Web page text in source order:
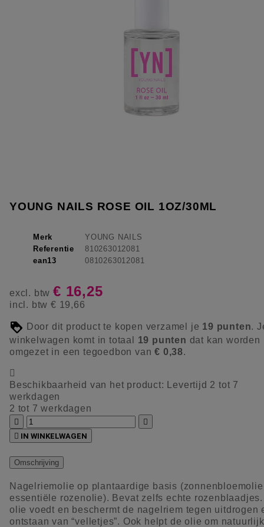
YOUNG NAILS ROSE OIL 1OZ/30ML
Merk
YOUNG NAILS
Referentie
810263012081
ean13
0810263012081
excl. btw € 16,25
incl. btw € 19,66
Door dit product te kopen verzamel je 19 punten.
winkelwagen komt in totaal 19 punten dat kan worden
omgezet in een tegoedbon van€ 0,38.

Beschikbaarheid van het product:
Levertijd 2 tot 7
werkdagen
2 tot 7 werkdagen


 IN WINKELWAGEN
Omschrijving
Nagelriemolie op plantaardige basis
essentiële rozenolie). Bevat zelfs echte
olie voedt en beschermt de nagelriem tegen uitdrogen
ontstaan van “velletjes”. Ook helpt de olie om